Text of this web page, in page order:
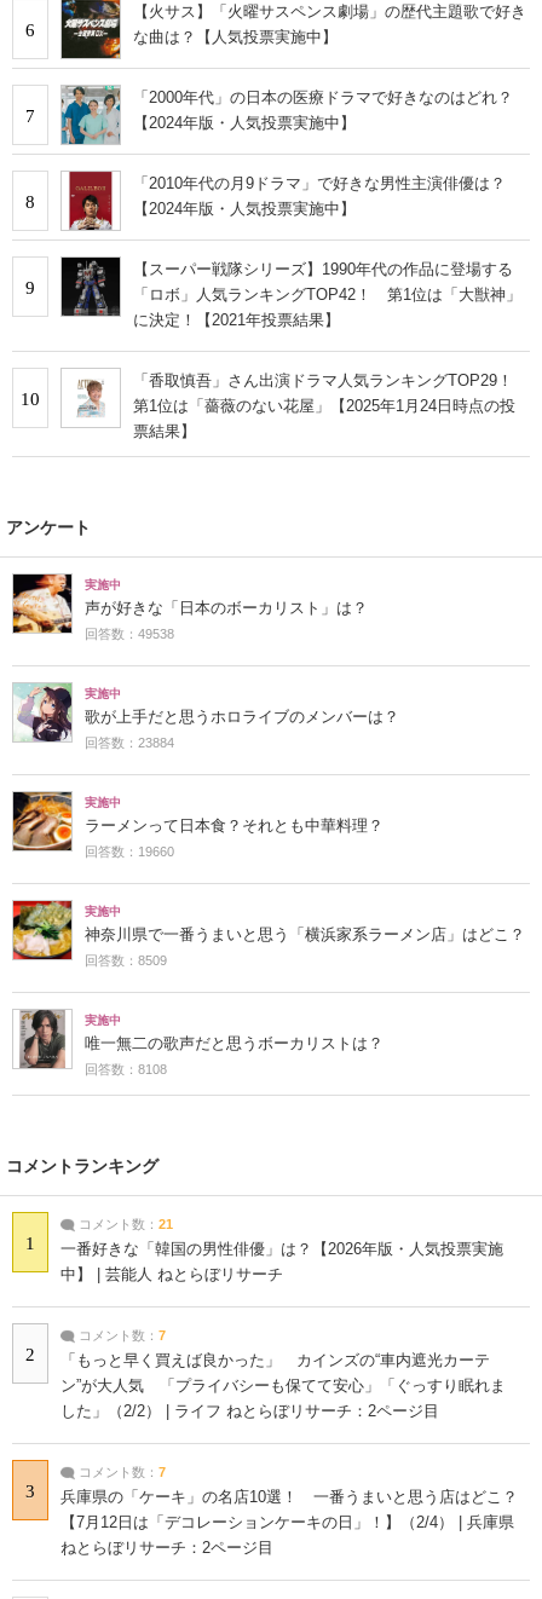
6
【火サス】「火曜サスペンス劇場」の歴代主題歌で好き
な曲は？【人気投票実施中】
7
「2000年代」の日本の医療ドラマで好きなのはどれ？
【2024年版・人気投票実施中】
8
「2010年代の月9ドラマ」で好きな男性主演俳優は？
【2024年版・人気投票実施中】
9
【スーパー戦隊シリーズ】1990年代の作品に登場する
「ロボ」人気ランキングTOP42！ 第1位は「大獣神」
に決定！【2021年投票結果】
10
「香取慎吾」さん出演ドラマ人気ランキングTOP29！
第1位は「薔薇のない花屋」【2025年1月24日時点の投
票結果】
アンケート
実施中
声が好きな「日本のボーカリスト」は？
回答数：49538
実施中
歌が上手だと思うホロライブのメンバーは？
回答数：23884
実施中
ラーメンって日本食？それとも中華料理？
回答数：19660
実施中
神奈川県で一番うまいと思う「横浜家系ラーメン店」はどこ？
回答数：8509
実施中
唯一無二の歌声だと思うボーカリストは？
回答数：8108
コメントランキング
1
コメント数： 21
一番好きな「韓国の男性俳優」は？【2026年版・人気投票実施
中】 | 芸能人 ねとらぼリサーチ
2
コメント数： 7
「もっと早く買えば良かった」 カインズの“車内遮光カーテ
ン”が大人気 「プライバシーも保てて安心」「ぐっすり眠れま
した」（2/2） | ライフ ねとらぼリサーチ：2ページ目
3
コメント数： 7
兵庫県の「ケーキ」の名店10選！ 一番うまいと思う店はどこ？
【7月12日は「デコレーションケーキの日」！】（2/4） | 兵庫県
ねとらぼリサーチ：2ページ目